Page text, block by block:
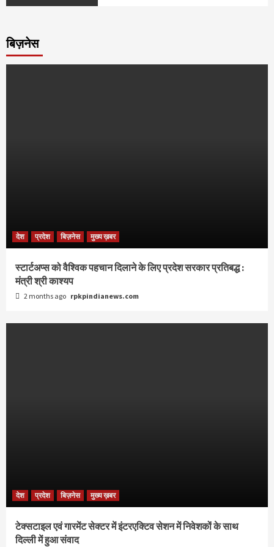
बिज़नेस
देश प्रदेश बिज़नेस मुख्य ख़बर
स्टार्टअप्स को वैश्विक पहचान दिलाने के लिए प्रदेश सरकार प्रतिबद्ध :
मंत्री श्री काश्यप
2 months ago rpkpindianews.com
देश प्रदेश बिज़नेस मुख्य ख़बर
टेक्सटाइल एवं गारमेंट सेक्टर में इंटरएक्टिव सेशन में निवेशकों के साथ
दिल्ली में हुआ संवाद